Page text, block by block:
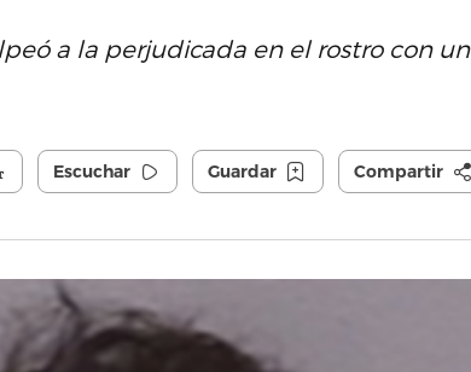
a la perjudicada en el rostro con un
Escuchar Guardar Compartir